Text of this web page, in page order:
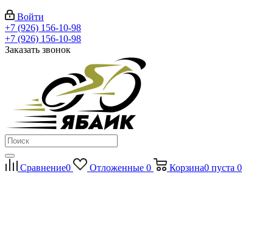
Войти
+7 (926) 156-10-98
+7 (926) 156-10-98
Заказать звонок
Сравнение0 Отложенные 0 Корзина0 пуста 0